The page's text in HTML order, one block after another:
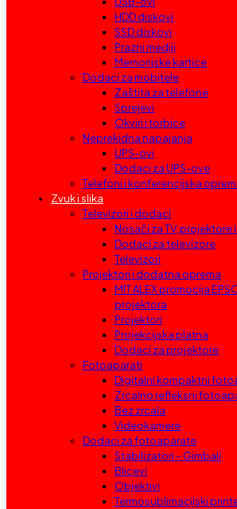
HDD diskovi
SSD diskovi
Prazni mediji
Memorijske kartice
Dodaci za mobitele
Zaštita za telefone
Sprejevi
Okviri i torbice
Neprekidna napajanja
UPS-ovi
Dodaci za UPS-ove
Telefoni i konferencijska
Zvuk i slika
Televizori i dodaci
Nosači za TV, projektore
Dodaci za televizore
Televizori
Projektori i dodatna oprema
MIT ALEX promocija
projektora
Projektori
Projekcijska platna
Dodaci za projektore
Fotoaparati
Digitalni kompaktni
Zrcalno refleksni
Bez zrcala
Videokamere
Dodaci za fotoaparate
Stabilizatori – Gimbali
Blicevi
Objektivi
Termosublimacijski